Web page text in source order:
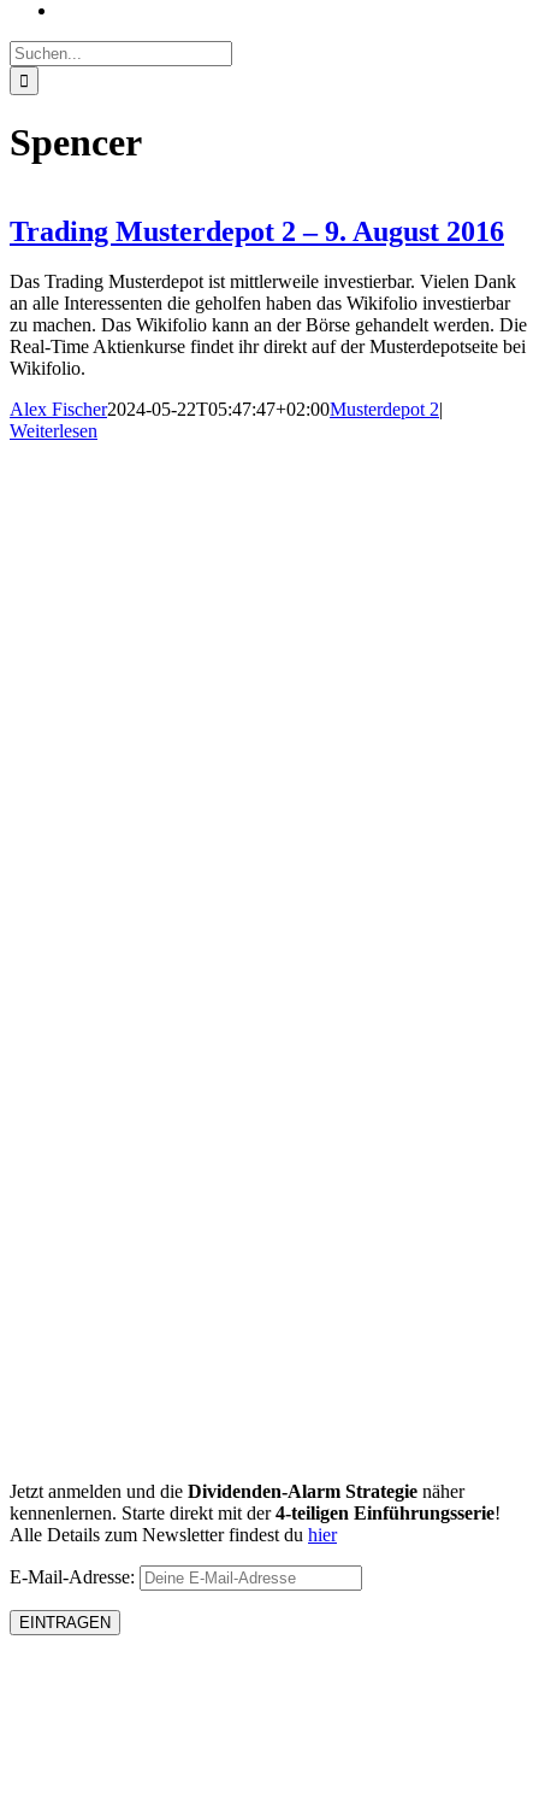
Suche
nach:
Spencer
Trading Musterdepot 2 – 9. August 2016
Das Trading Musterdepot ist mittlerweile investierbar. Vielen Dank
an alle Interessenten die geholfen haben das Wikifolio investierbar
zu machen. Das Wikifolio kann an der Börse gehandelt werden. Die
Real-Time Aktienkurse findet ihr direkt auf der Musterdepotseite bei
Wikifolio.
Alex Fischer2024-05-22T05:47:47+02:00Musterdepot 2|
Weiterlesen
Jetzt anmelden und die Dividenden-Alarm Strategie näher
kennenlernen. Starte direkt mit der4-teiligen Einführungsserie!
Alle Details zum Newsletter findest du hier
E-Mail-Adresse: